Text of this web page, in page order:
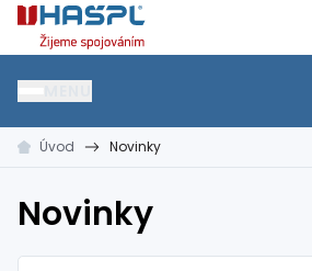
Hašpl
HŘEBÍKY SPOJOVACÍ MATERIÁL
Úvod Novinky
Novinky